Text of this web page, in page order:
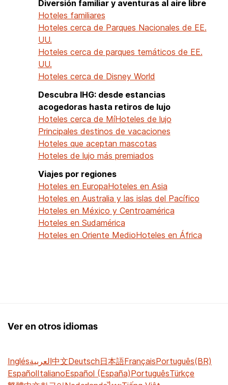
Diversión familiar y aventuras al aire libre
Hoteles familiares
Hoteles cerca de Parques Nacionales de EE.
UU.
Hoteles cerca de parques temáticos de EE.
UU.
Hoteles cerca de Disney World
Descubra IHG: desde estancias
acogedoras hasta retiros de lujo
Hoteles cerca de MíHoteles de lujo
Principales destinos de vacaciones
Hoteles que aceptan mascotas
Hoteles de lujo más premiados
Viajes por regiones
Hoteles en EuropaHoteles en Asia
Hoteles en Australia y las islas del Pacífico
Hoteles en México y Centroamérica
Hoteles en Sudamérica
Hoteles en Oriente MedioHoteles en África
Ver en otros idiomas
Inglésالعربية中文Deutsch日本語FrançaisPortuguês(BR)
EspañolItalianoEspañol (España)PortuguêsTürkçe